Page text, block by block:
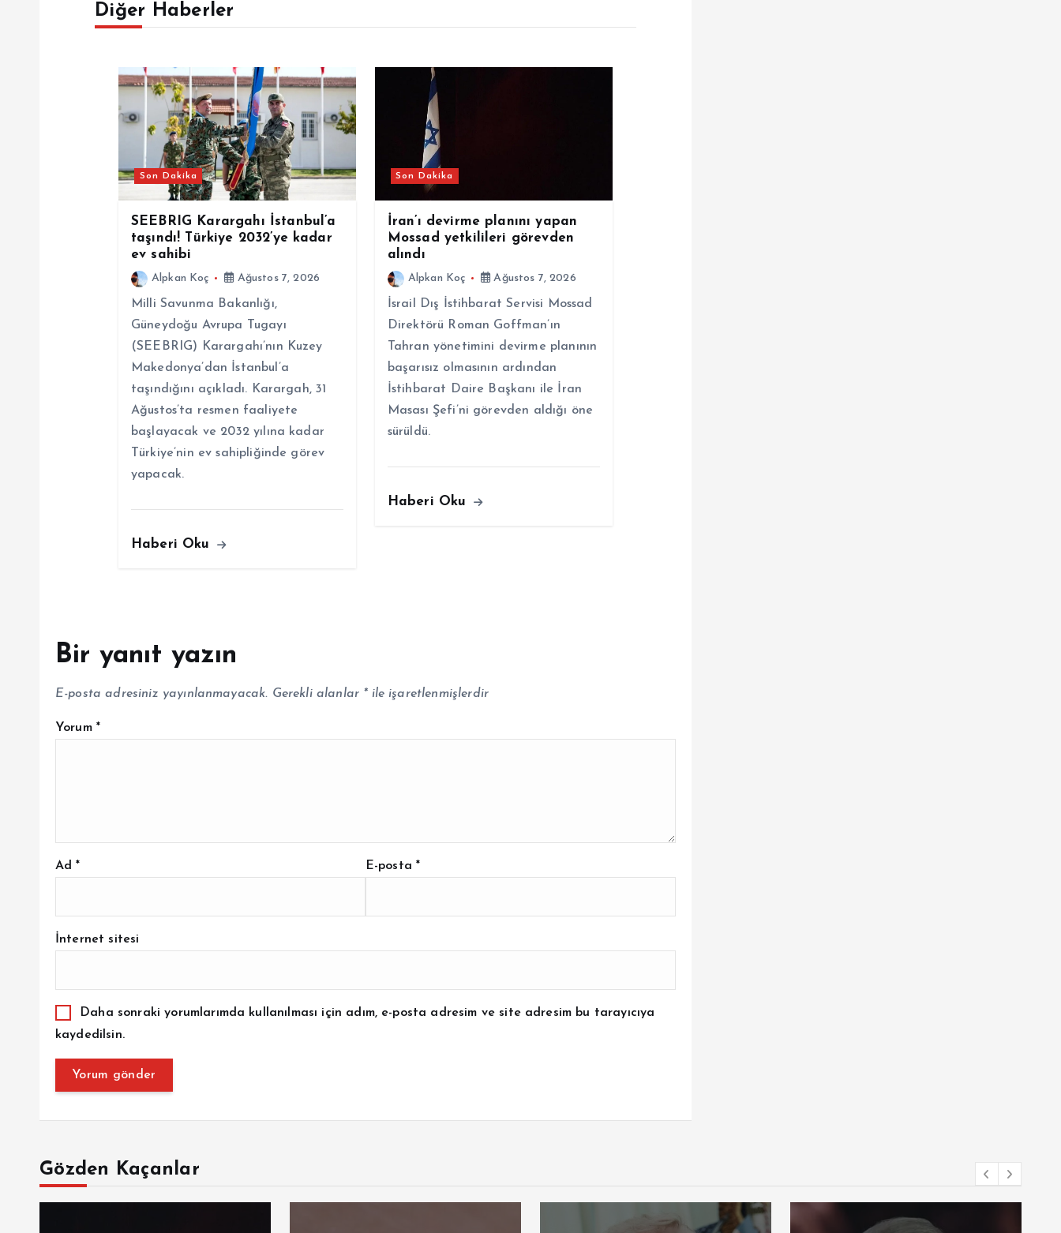
Diğer Haberler
Son Dakika
SEEBRIG Karargahı İstanbul’a
taşındı! Türkiye 2032’ye kadar
ev sahibi
Alpkan Koç Ağustos 7, 2026
Milli Savunma Bakanlığı,
Güneydoğu Avrupa Tugayı
(SEEBRIG) Karargahı’nın Kuzey
Makedonya’dan İstanbul’a
taşındığını açıkladı. Karargah, 31
Ağustos’ta resmen faaliyete
başlayacak ve 2032 yılına kadar
Türkiye’nin ev sahipliğinde görev
yapacak.
Haberi Oku
Son Dakika
İran’ı devirme planını yapan
Mossad yetkilileri görevden
alındı
Alpkan Koç Ağustos 7, 2026
İsrail Dış İstihbarat Servisi Mossad
Direktörü Roman Goffman’ın
Tahran yönetimini devirme planının
başarısız olmasının ardından
İstihbarat Daire Başkanı ile İran
Masası Şefi’ni görevden aldığı öne
sürüldü.
Haberi Oku
Bir yanıt yazın
E-posta adresiniz yayınlanmayacak. Gerekli alanlar *ile işaretlenmişlerdir
Yorum *
Ad* E-posta*
İnternet sitesi
Daha sonraki yorumlarımda kullanılması için adım, e-posta adresim ve site adresim bu tarayıcıya
kaydedilsin.
Gözden Kaçanlar